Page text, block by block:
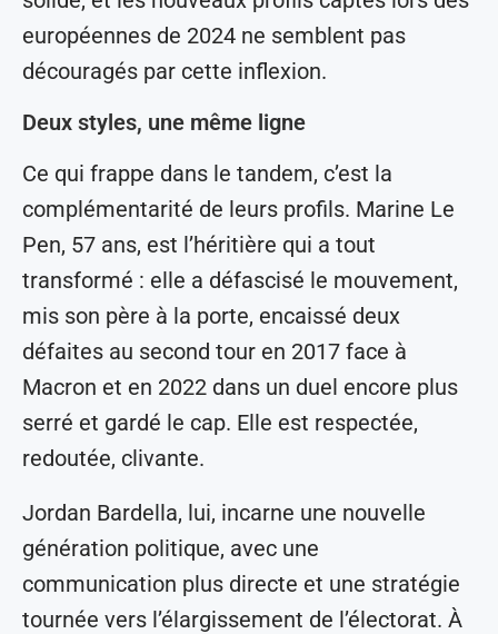
européennes de 2024 ne semblent pas
découragés par cette inflexion.
Deux styles, une même ligne
Ce qui frappe dans le tandem, c’est la
complémentarité de leurs profils. Marine Le
Pen, 57 ans, est l’héritière qui a tout
transformé : elle a défascisé le mouvement,
mis son père à la porte, encaissé deux
défaites au second tour en 2017 face à
Macron et en 2022 dans un duel encore plus
serré et gardé le cap. Elle est respectée,
redoutée, clivante.
Jordan Bardella, lui, incarne une nouvelle
génération politique, avec une
communication plus directe et une stratégie
tournée vers l’élargissement de l’électorat. À